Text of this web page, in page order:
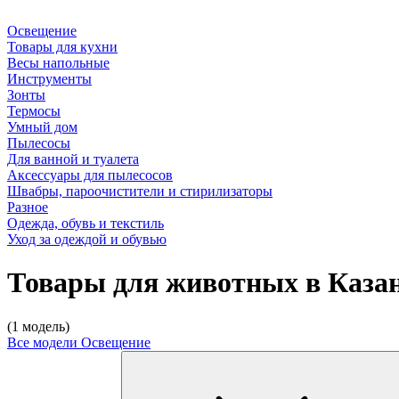
Освещение
Товары для кухни
Весы напольные
Инструменты
Зонты
Термосы
Умный дом
Пылесосы
Для ванной и туалета
Аксессуары для пылесосов
Швабры, пароочистители и стирилизаторы
Разное
Одежда, обувь и текстиль
Уход за одеждой и обувью
Товары для животных в
(1 модель)
Все модели Освещение